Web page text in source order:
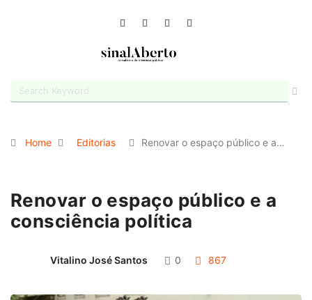
Home Editorias Renovar o espaço público e a…
Renovar o espaço público e a
consciência política
Vitalino José Santos 0 867